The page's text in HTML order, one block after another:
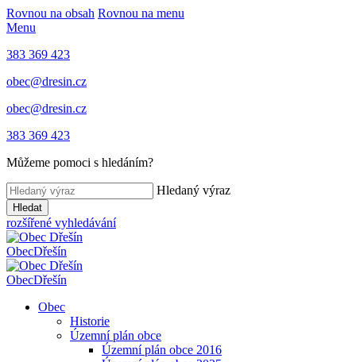
Rovnou na obsah Rovnou na menu
Menu
383 369 423
obec@dresin.cz
obec@dresin.cz
383 369 423
Můžeme pomoci s hledáním?
Hledaný výraz
Hledat
rozšířené vyhledávání
ObecDřešín
ObecDřešín
Obec
Historie
Územní plán obce
Územní plán obce 2016